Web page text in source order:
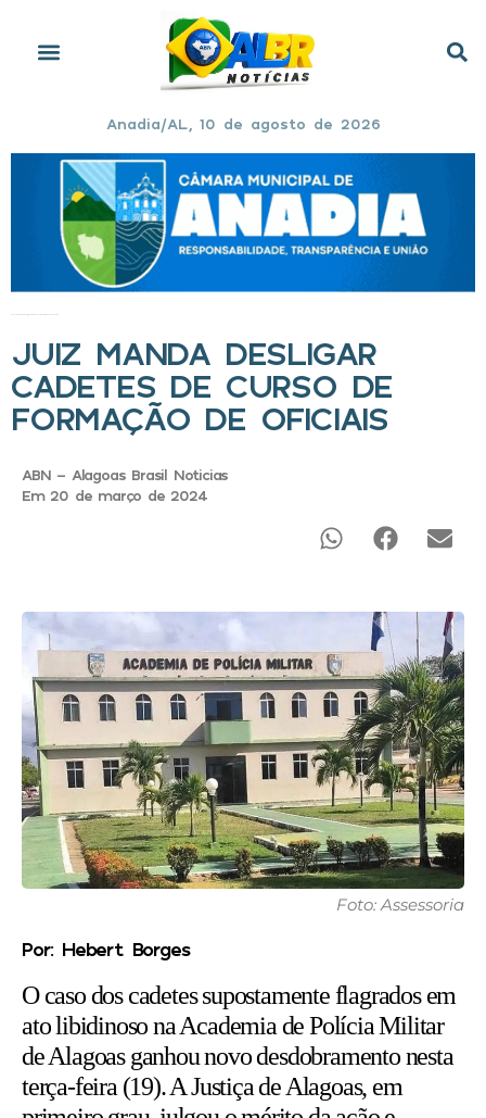
Anadia/AL, 10 de agosto de 2026
JUIZ MANDA DESLIGAR
CADETES DE CURSO DE
FORMAÇÃO DE OFICIAIS
ABN - Alagoas Brasil Noticias
Em 20 de março de 2024
Foto: Assessoria
Por: Hebert Borges
O caso dos cadetes supostamente flagrados em
ato libidinoso na Academia de Polícia Militar
de Alagoas ganhou novo desdobramento nesta
terça-feira (19). A Justiça de Alagoas, em